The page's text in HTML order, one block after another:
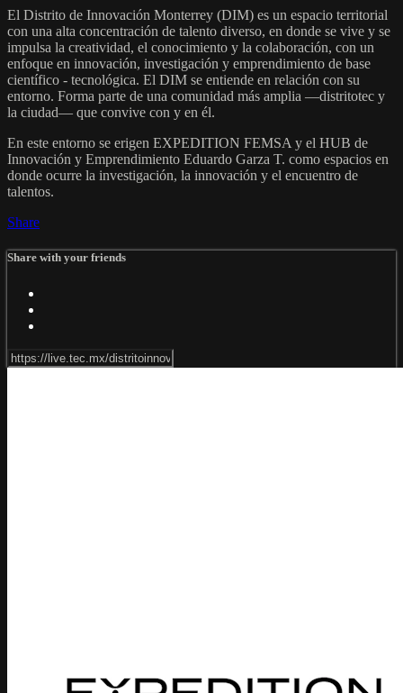
El Distrito de Innovación Monterrey (DIM) es un espacio territorial
con una alta concentración de talento diverso, en donde se vive y se
impulsa la creatividad, el conocimiento y la colaboración, con un
enfoque en innovación, investigación y emprendimiento de base
científico - tecnológica. El DIM se entiende en relación con su
entorno. Forma parte de una comunidad más amplia —distritotec y
la ciudad— que convive con y en él.
En este entorno se erigen EXPEDITION FEMSA y el HUB de
Innovación y Emprendimiento Eduardo Garza T. como espacios en
donde ocurre la investigación, la innovación y el encuentro de
talentos.
Share
Share with your friends